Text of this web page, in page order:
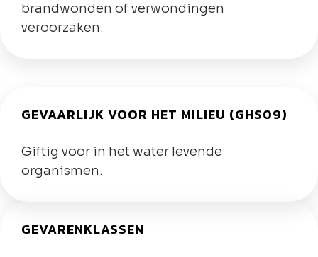
brandwonden of verwondingen
veroorzaken.
GEVAARLIJK VOOR HET MILIEU (GHS09)
Giftig voor in het water levende
organismen.
GEVARENKLASSEN